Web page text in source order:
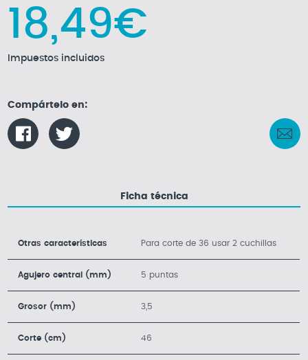
18,49€
Impuestos incluidos
Compártelo en:
Ficha técnica
Otras características Para corte de 36 usar 2 cuchillas
Agujero central (mm) 5 puntas
Grosor (mm) 3,5
Corte (cm) 46